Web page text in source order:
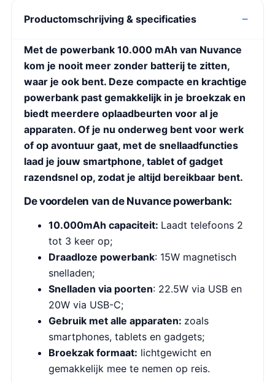
Productomschrijving & specificaties
Met de powerbank 10.000 mAh van Nuvance
kom je nooit meer zonder batterij te zitten,
waar je ook bent. Deze compacte en krachtige
powerbank past gemakkelijk in je broekzak en
biedt meerdere oplaadbeurten voor al je
apparaten. Of je nu onderweg bent voor werk
of op avontuur gaat, met de snellaadfuncties
laad je jouw smartphone, tablet of gadget
razendsnel op, zodat je altijd bereikbaar bent.
De voordelen van de Nuvance powerbank:
10.000mAh capaciteit: Laadt telefoons 2
tot 3 keer op;
Draadloze powerbank: 15W magnetisch
snelladen;
Snelladen via poorten: 22.5W via USB en
20W via USB-C;
Gebruik met alle apparaten: zoals
smartphones, tablets en gadgets;
Broekzak formaat: lichtgewicht en
gemakkelijk mee te nemen op reis.